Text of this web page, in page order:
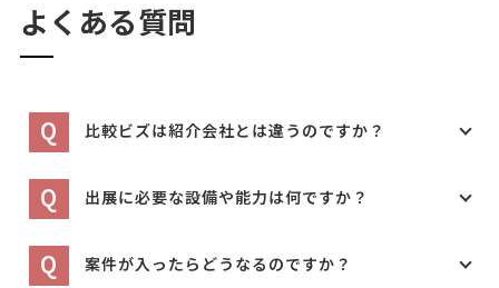
よくある質問
Q 比較ビズは紹介会社とは違うのですか？
Q 出展に必要な設備や能力は何ですか？
Q 案件が入ったらどうなるのですか？